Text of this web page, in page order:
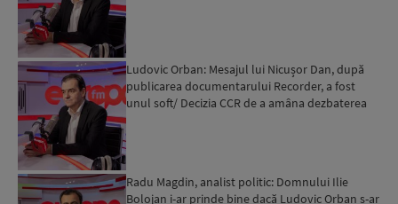
Ludovic Orban: Mesajul lui Nicușor Dan, după
publicarea documentarului Recorder, a fost
unul soft/ Decizia CCR de a amâna dezbaterea
Radu Magdin, analist politic: Domnului Ilie
Bolojan i-ar prinde bine dacă Ludovic Orban s-ar